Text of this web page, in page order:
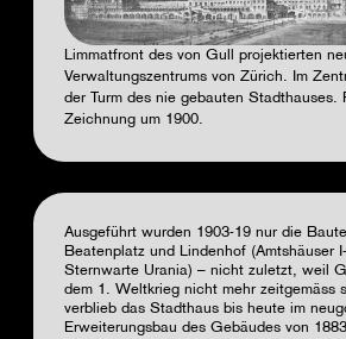
Limmatfront des von Gull projektierten
Verwaltungszentrums von Zürich. Im
der Turm des nie gebauten Stadthauses.
Zeichnung um 1900.
Ausgeführt wurden 1903-19 nur die
Beatenplatz und Lindenhof (Amtshäuser
Sternwarte Urania) – nicht zuletzt, weil
dem 1. Weltkrieg nicht mehr zeitgemäss
verblieb das Stadthaus bis heute im
Erweiterungsbau des Gebäudes von